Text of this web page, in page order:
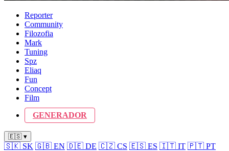
Reporter
Community
Filozofia
Mark
Tuning
Spz
Eliaq
Fun
Concept
Film
GENERADOR
🇪🇸 ▾
🇸🇰 SK 🇬🇧 EN 🇩🇪 DE 🇨🇿 CS 🇪🇸 ES 🇮🇹 IT 🇵🇹 PT